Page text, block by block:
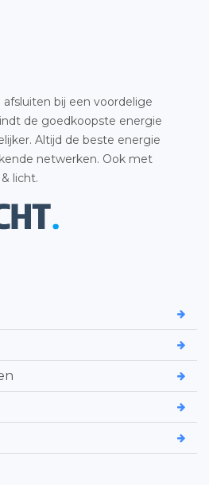
bij een voordelige
de goedkoopste energie
Altijd de beste energie
netwerken. Ook met
licht.